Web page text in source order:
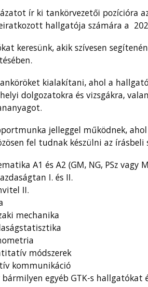
ír ki tankörvezetői pozícióra
hallgatója számára a
keresünk, akik szívesen
kialakítani, ahol a
dolgozatokra és vizsgákra,
jelleggel működnek,
fel tudnak készülni az írásbeli
A1 és A2 (GM, NG, PSz vagy
I. és II.
II.
mechanika
módszerek
kommunikáció
bármilyen egyéb GTK-s